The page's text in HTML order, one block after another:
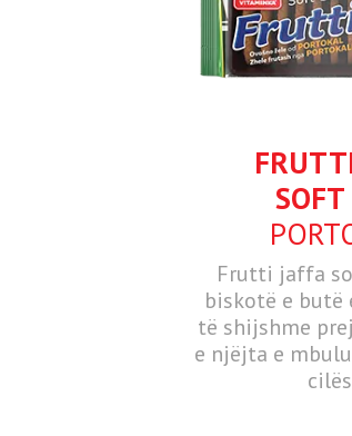
SOFT
Frutti jaffa
biskotë e butë
të shijshme
e njëjta e